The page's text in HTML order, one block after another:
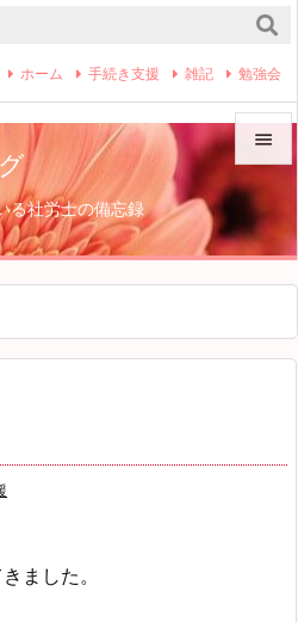
る社労士の備忘録


メニュ

前へ
ホーム 手続き支援 雑記 勉強会
ました。